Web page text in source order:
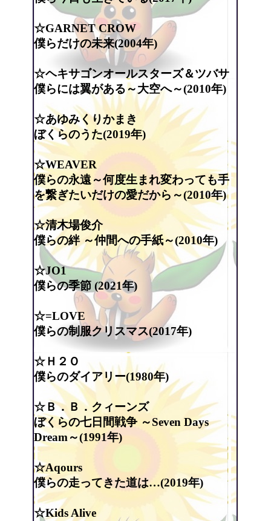
☆GARNET CROW
僕らだけの未来(2004年)
☆ヘキサゴンオールスターズ＆ツバサ
僕らには翼がある～大空へ～(2010年)
☆あゆみくりかまき
ぼくらのうた(2019年)
☆WEAVER
僕らの永遠～何度生まれ変わっても手
を繋ぎたいだけの愛だから～(2010年)
☆清木場俊介
僕らの絆 ～仲間への手紙～(2010年)
☆JO1
僕らの季節 (2021年)
☆=LOVE
僕らの制服クリスマス(2017年)
☆Ｈ２Ｏ
僕らのダイアリー(1980年)
☆Ｂ．Ｂ．クィーンズ
ぼくらの七日間戦争 ～Seven Days
Dream～(1991年)
☆Aqours
僕らの走ってきた道は…(2019年)
☆Kids Alive